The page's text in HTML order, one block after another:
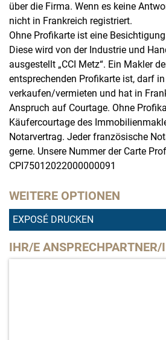
über die Firma. Wenn es keine
nicht in Frankreich registriert.
Ohne Profikarte ist eine
Diese wird von der Industrie und
ausgestellt „CCI Metz“. Ein Makler
entsprechenden Profikarte ist, darf
verkaufen/vermieten und hat in
Anspruch auf Courtage. Ohne
Käufercourtage des
Notarvertrag. Jeder französische
gerne. Unsere Nummer der Carte
CPI75012022000000091
WEITERE OPTIONEN
EXPOSÉ DRUCKEN
IHR/E ANSPRECHPARTNER/